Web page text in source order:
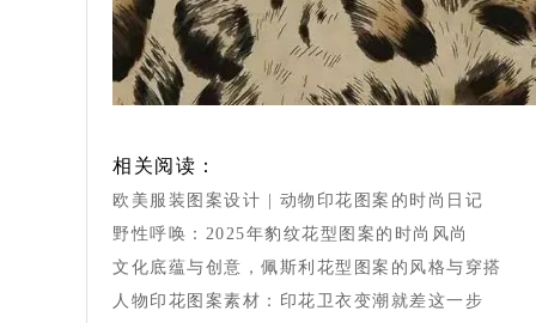
相关阅读：
欧美服装图案设计 | 动物印花图案的时尚日记
野性呼唤：2025年豹纹花型图案的时尚风尚
文化底蕴与创意，佩斯利花型图案的风格与穿搭
人物印花图案素材：印花卫衣变潮就差这一步